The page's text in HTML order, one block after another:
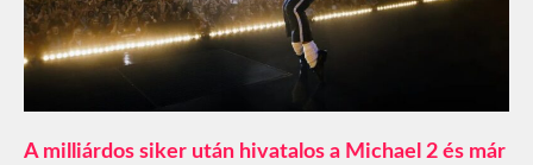
A milliárdos siker után hivatalos a Michael 2 és már